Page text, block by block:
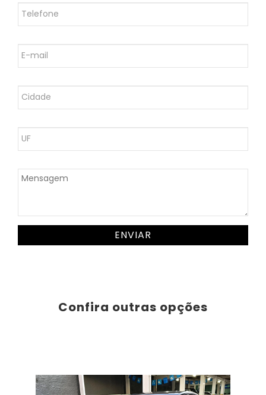
ENVIAR
Confira outras opções